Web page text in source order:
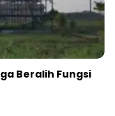
Beralih Fungsi